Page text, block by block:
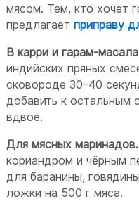
мясом. Тем, кто хочет
предлагаетприправу
В карри и гарам-
индийских пряных
сковороде 30–40
добавить к остальным
вдвое.
Для мясных маринадов.
кориандром и чёрным
для баранины,
ложки на 500 г мяса.